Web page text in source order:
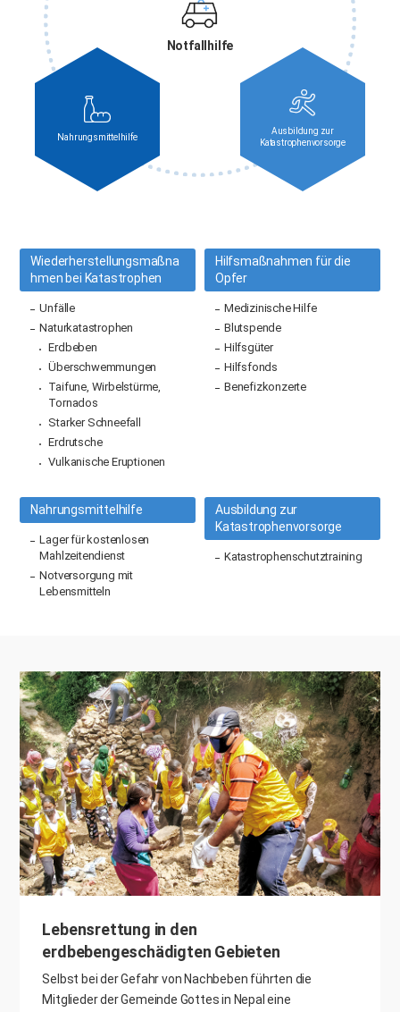
Notfallhilfe
Nahrungsmittelhilfe
Ausbildung zur
Katastrophenvorsorge
Wiederherstellungsmaßna
hmen bei Katastrophen
Unfälle
Naturkatastrophen
Erdbeben
Überschwemmungen
Taifune, Wirbelstürme,
Tornados
Starker Schneefall
Erdrutsche
Vulkanische Eruptionen
Hilfsmaßnahmen für die
Opfer
Medizinische Hilfe
Blutspende
Hilfsgüter
Hilfsfonds
Benefizkonzerte
Nahrungsmittelhilfe
Lager für kostenlosen
Mahlzeitendienst
Notversorgung mit
Lebensmitteln
Ausbildung zur
Katastrophenvorsorge
Katastrophenschutztraining
Lebensrettung in den
erdbebengeschädigten Gebieten
Selbst bei der Gefahr von Nachbeben führten die
Mitglieder der Gemeinde Gottes in Nepal eine